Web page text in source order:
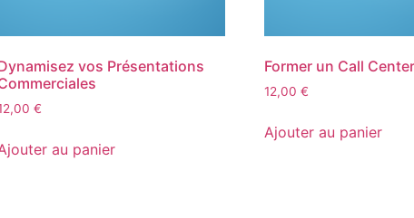
vos Présentations
€
au panier
Former un Call Center
12,00€
Ajouter au panier